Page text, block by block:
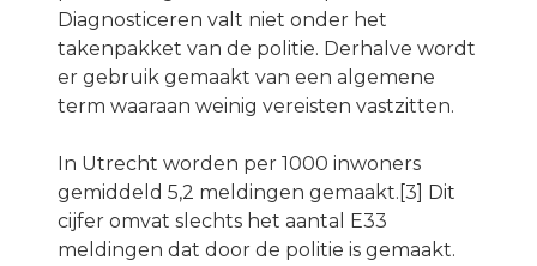
Diagnosticeren valt niet onder het
takenpakket van de politie. Derhalve wordt
er gebruik gemaakt van een algemene
term waaraan weinig vereisten vastzitten.
In Utrecht worden per 1000 inwoners
gemiddeld 5,2 meldingen gemaakt.[3] Dit
cijfer omvat slechts het aantal E33
meldingen dat door de politie is gemaakt.